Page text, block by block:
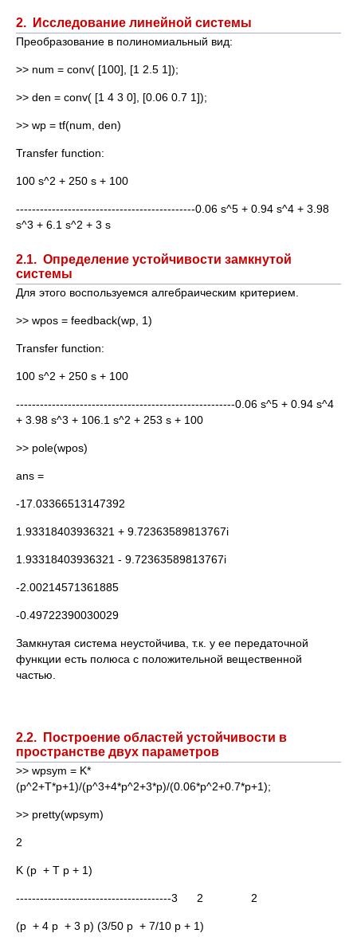
2. Исследование линейной системы
Преобразование в полиномиальный вид:
>> num = conv( [100], [1 2.5 1]);
>> den = conv( [1 4 3 0], [0.06 0.7 1]);
>> wp = tf(num, den)
Transfer function:
100 s^2 + 250 s + 100
---------------------------------------------0.06 s^5 + 0.94 s^4 + 3.98
s^3 + 6.1 s^2 + 3 s
2.1. Определение устойчивости замкнутой
системы
Для этого воспользуемся алгебраическим критерием.
>> wpos = feedback(wp, 1)
Transfer function:
100 s^2 + 250 s + 100
-------------------------------------------------------0.06 s^5 + 0.94 s^4
+ 3.98 s^3 + 106.1 s^2 + 253 s + 100
>> pole(wpos)
ans =
-17.03366513147392
1.93318403936321 + 9.72363589813767i
1.93318403936321 - 9.72363589813767i
-2.00214571361885
-0.49722390030029
Замкнутая система неустойчива, т.к. у ее передаточной
функции есть полюса с положительной вещественной
частью.
2.2. Построение областей устойчивости в
пространстве двух параметров
>> wpsym = K*
(p^2+T*p+1)/(p^3+4*p^2+3*p)/(0.06*p^2+0.7*p+1);
>> pretty(wpsym)
2
K (p + T p + 1)
---------------------------------------3 2 2
(p + 4 p + 3 p) (3/50 p + 7/10 p + 1)